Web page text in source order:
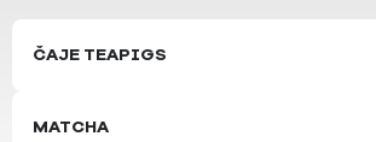
ČAJE TEAPIGS
MATCHA